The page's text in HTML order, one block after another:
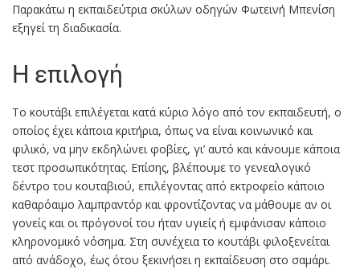
Παρακάτω η εκπαιδεύτρια σκύλων οδηγών Φωτεινή Μπενίση
εξηγεί τη διαδικασία.
Η επιλογή
Το κουτάβι επιλέγεται κατά κύριο λόγο από τον εκπαιδευτή, ο
οποίος έχει κάποια κριτήρια, όπως να είναι κοινωνικό και
φιλικό, να μην εκδηλώνει φοβίες, γι’ αυτό και κάνουμε κάποια
τεστ προσωπικότητας. Επίσης, βλέπουμε το γενεαλογικό
δέντρο του κουταβιού, επιλέγοντας από εκτροφείο κάποιο
καθαρόαιμο λαμπραντόρ και φροντίζοντας να μάθουμε αν οι
γονείς και οι πρόγονοί του ήταν υγιείς ή εμφάνισαν κάποιο
κληρονομικό νόσημα. Στη συνέχεια το κουτάβι φιλοξενείται
από ανάδοχο, έως ότου ξεκινήσει η εκπαίδευση στο σαμάρι.